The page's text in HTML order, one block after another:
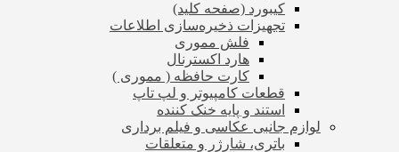
کیبورد (صفحه کلید)
تجهیزات ذخیره‌سازی اطلاعات
فلش مموری
هارد اکسترنال
کارت حافظه ( مموری )
قطعات کامپیوتر و لپ تاپ
استند و پایه خنک کننده
لوازم جانبی عکاسی و فیلم برداری
باتری، شارژر و متعلقات